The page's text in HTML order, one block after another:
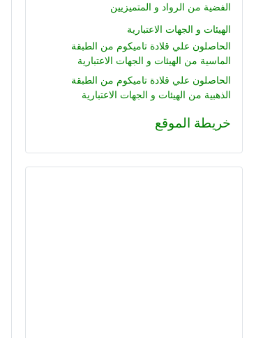
الفضية من الرواد و المتميزيين
الهيئات و الجهات الاعتبارية
الحاصلون علي قلادة تاميكوم من الطبقة
الماسية من الهيئات و الجهات الاعتبارية
الحاصلون علي قلادة تاميكوم من الطبقة
الذهبية من الهيئات و الجهات الاعتبارية
خريطة الموقع